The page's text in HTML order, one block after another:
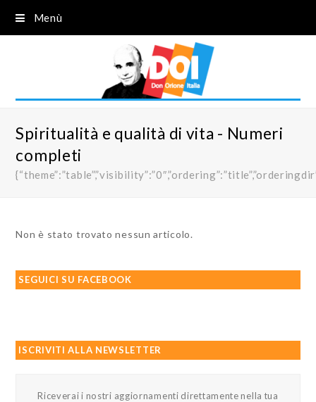
Menù
Spiritualità e qualità di vita - Numeri
completi
Non è stato trovato nessun articolo.
SEGUICI SU FACEBOOK
ISCRIVITI ALLA NEWSLETTER
Riceverai i nostri aggiornamenti direttamente nella tua